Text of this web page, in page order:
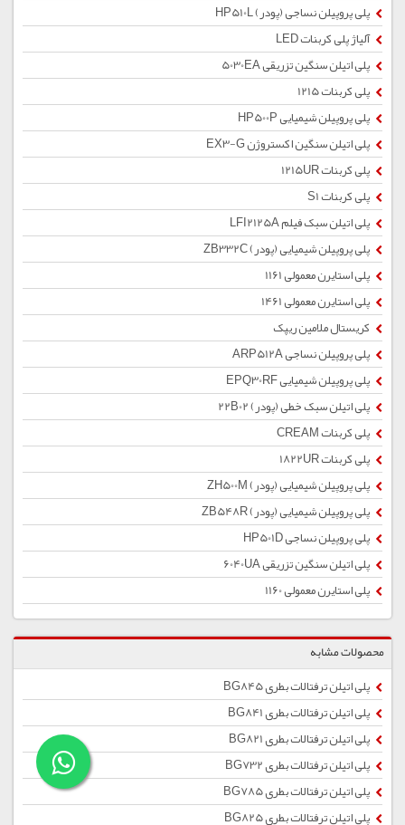
پلی پروپیلن نساجی (پودر) HP510L
آلیاژ پلی کربنات LED
پلی اتیلن سنگین تزریقی 5030EA
پلی کربنات 1215
پلی پروپیلن شیمیایی HP500P
پلی اتیلن سنگین اکستروژن EX3-G
پلی کربنات 1215UR
پلی کربنات S1
پلی اتیلن سبک فیلم LFI2125A
پلی پروپیلن شیمیایی (پودر) ZB332C
پلی استایرن معمولی 1161
پلی استایرن معمولی 1461
کریستال ملامین ریپک
پلی پروپیلن نساجی ARP512A
پلی پروپیلن شیمیایی EPQ30RF
پلی اتیلن سبک خطی (پودر) 22B02
پلی کربنات CREAM
پلی کربنات 1822UR
پلی پروپیلن شیمیایی (پودر) ZH500M
پلی پروپیلن شیمیایی (پودر) ZB548R
پلی پروپیلن نساجی HP501D
پلی اتیلن سنگین تزریقی 6040UA
پلی استایرن معمولی 1160
محصولات مشابه
پلی اتیلن ترفتالات بطری BG845
پلی اتیلن ترفتالات بطری BG841
پلی اتیلن ترفتالات بطری BG821
پلی اتیلن ترفتالات بطری BG732
پلی اتیلن ترفتالات بطری BG785
پلی اتیلن ترفتالات بطری BG825